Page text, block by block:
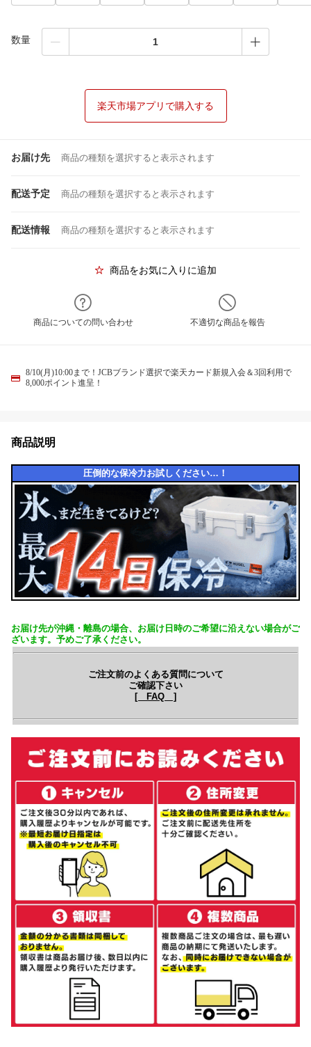
数量
楽天市場アプリで購入する
お届け先 商品の種類を選択すると表示されます
配送予定 商品の種類を選択すると表示されます
配送情報 商品の種類を選択すると表示されます
商品をお気に入りに追加
商品についての問い合わせ 不適切な商品を報告
8/10(月)10:00まで！JCBブランド選択で楽天カード新規入会＆3回利用で
8,000ポイント進呈！
商品説明
圧倒的な保冷力お試しください…！
お届け先が沖縄・離島の場合、お届け日時のご希望に沿えない場合がご
ざいます。予めご了承ください。
ご注文前のよくある質問について
ご確認下さい
[ FAQ ]